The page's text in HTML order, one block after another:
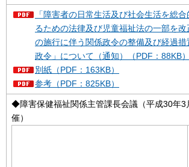
「障害者の日常生活及び社会生活を総
るための法律及び児童福祉法の一部を
の施行に伴う関係政令の整備及び経過措
政令」について（通知）（PDF：88KB）
別紙（PDF：163KB）
参考（PDF：825KB）
◆障害保健福祉関係主管課長会議（平成30年3
催）